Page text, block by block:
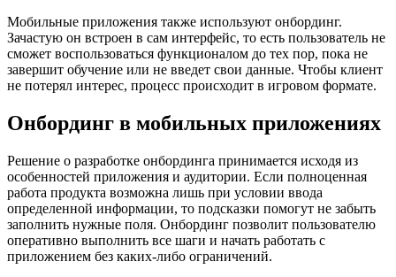
Мобильные приложения также используют онбординг.
Зачастую он встроен в сам интерфейс, то есть пользователь не
сможет воспользоваться функционалом до тех пор, пока не
завершит обучение или не введет свои данные. Чтобы клиент
не потерял интерес, процесс происходит в игровом формате.
Онбординг в мобильных приложениях
Решение о разработке онбординга принимается исходя из
особенностей приложения и аудитории. Если полноценная
работа продукта возможна лишь при условии ввода
определенной информации, то подсказки помогут не забыть
заполнить нужные поля. Онбординг позволит пользователю
оперативно выполнить все шаги и начать работать с
приложением без каких-либо ограничений.